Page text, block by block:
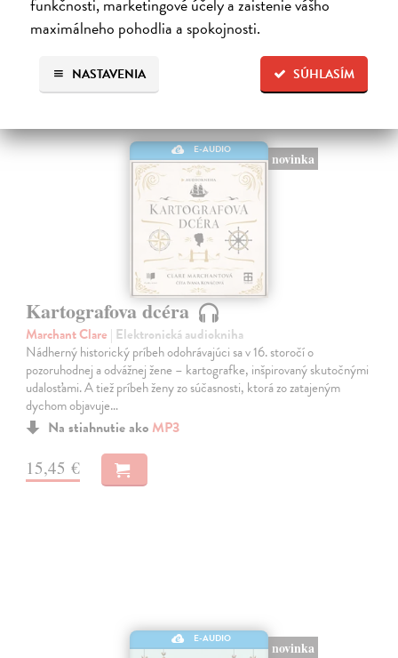
maximálneho pohodlia a spokojnosti.
SÚHLASÍM
NASTAVENIA
E-AUDIO
novinka
Kartografova dcéra
Marchant Clare | Elektronická audiokniha
Nádherný historický príbeh odohrávajúci sa v 16. storočí o
pozoruhodnej a odvážnej žene – kartografke, inšpirovaný skutočnými
udalosťami. A tiež príbeh ženy zo súčasnosti, ktorá zo zatajeným
dychom objavuje…
Na stiahnutie ako MP3
15,45 €
E-AUDIO
novinka